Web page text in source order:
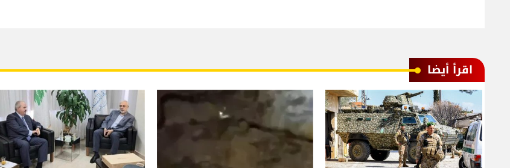
اقرأ أيضا